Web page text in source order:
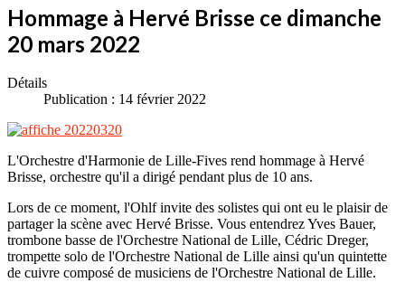
Hommage à Hervé Brisse ce dimanche
20 mars 2022
Détails
Publication : 14 février 2022
L'Orchestre d'Harmonie de Lille-Fives rend hommage à Hervé
Brisse, orchestre qu'il a dirigé pendant plus de 10 ans.
Lors de ce moment, l'Ohlf invite des solistes qui ont eu le plaisir de
partager la scène avec Hervé Brisse. Vous entendrez Yves Bauer,
trombone basse de l'Orchestre National de Lille, Cédric Dreger,
trompette solo de l'Orchestre National de Lille ainsi qu'un quintette
de cuivre composé de musiciens de l'Orchestre National de Lille.